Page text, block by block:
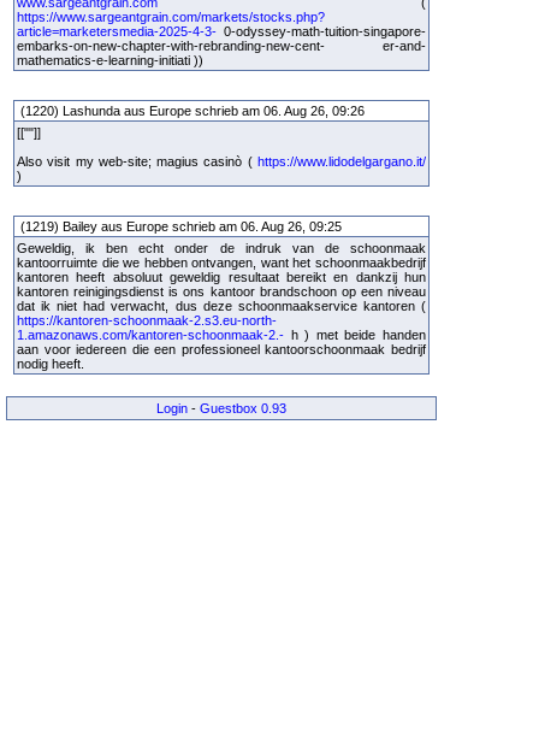
https://www.sargeantgrain.com/markets/stocks.php?
article=marketersmedia-2025-4-3- 0-odyssey-math-tuition-singapore-
embarks-on-new-chapter-with-rebranding-new-cent- er-and-
mathematics-e-learning-initiati ))
(1220) Lashunda aus Europe schrieb am 06. Aug 26, 09:26
[[""]]
Also visit my web-site; magius casinò ( https://www.lidodelgargano.it/
)
(1219) Bailey aus Europe schrieb am 06. Aug 26, 09:25
Geweldig, ik ben echt onder de indruk van de schoonmaak
kantoorruimte die we hebben ontvangen, want het schoonmaakbedrijf
kantoren heeft absoluut geweldig resultaat bereikt en dankzij hun
kantoren reinigingsdienst is ons kantoor brandschoon op een niveau
dat ik niet had verwacht, dus deze schoonmaakservice kantoren (
https://kantoren-schoonmaak-2.s3.eu-north-
1.amazonaws.com/kantoren-schoonmaak-2.- h ) met beide handen
aan voor iedereen die een professioneel kantoorschoonmaak bedrijf
nodig heeft.
Login - Guestbox 0.93